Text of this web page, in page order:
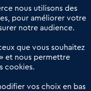
aux transactions
du commerce de
nous utilisons des
pour améliorer votre
notre audience.
que vous souhaitez
et nous permettre
cookies.
vos choix en bas